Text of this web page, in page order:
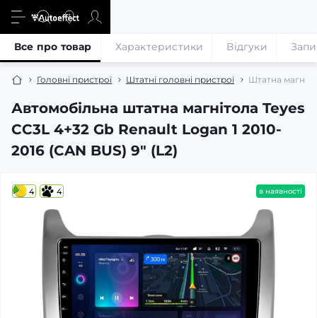
Головні пристрої Штатні головні пристрої Штатна
Автомобільна штатна магнітола Teyes
CC3L 4+32 Gb Renault Logan 1 2010-
2016 (CAN BUS) 9" (L2)
Все про товар Характеристики Відгуки
4 4 в наявності